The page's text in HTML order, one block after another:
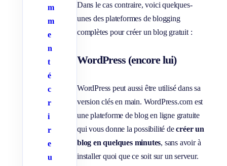
m
m
e
n
t
é
c
r
i
r
e
u
Dans le cas contraire, voici quelques-
unes des plateformes de blogging
complètes pour créer un blog gratuit :
WordPress (encore lui)
WordPress peut aussi être utilisé dans sa
version clés en main. WordPress.com est
une plateforme de blog en ligne gratuite
qui vous donne la possibilité decréer un
blog en quelques minutes, sans avoir à
installer quoi que ce soit sur un serveur.